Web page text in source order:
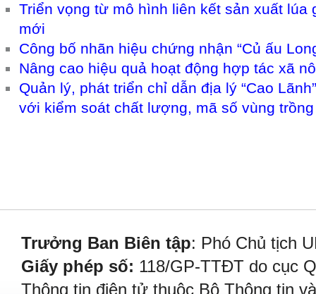
Triển vọng từ mô hình liên kết sản xuất lúa
mới
Công bố nhãn hiệu chứng nhận “Củ ấu
Nâng cao hiệu quả hoạt động hợp tác xã
Quản lý, phát triển chỉ dẫn địa lý “Cao
với kiểm soát chất lượng, mã số vùng
Trưởng Ban Biên tập: Phó Chủ tịch
Giấy phép số: 118/GP-TTĐT do cục
Thông tin điện tử thuộc Bộ Thông tin